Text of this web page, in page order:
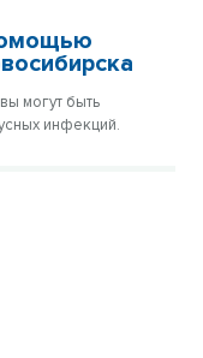
могут быть
инфекций.